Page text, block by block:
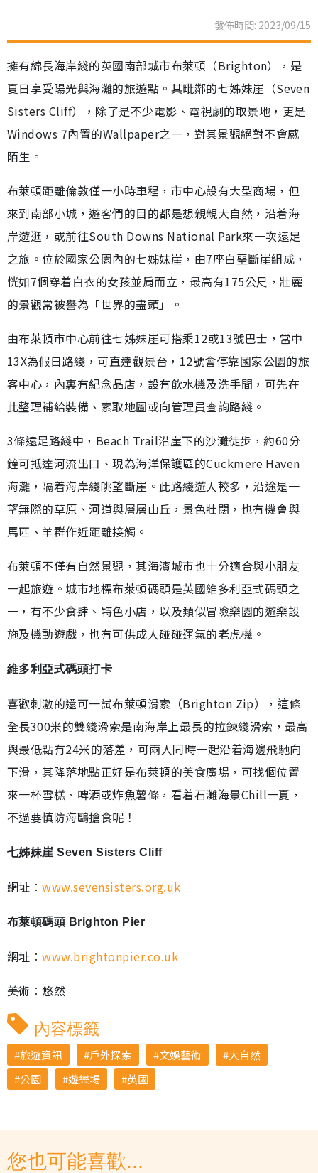
發佈時間: 2023/09/15
擁有綿長海岸綫的英國南部城市布萊頓（Brighton），是
夏日享受陽光與海灘的旅遊點。其毗鄰的七姊妹崖（Seven
Sisters Cliff），除了是不少電影、電視劇的取景地，更是
Windows 7內置的Wallpaper之一，對其景觀絕對不會感
陌生。
布萊頓距離倫敦僅一小時車程，市中心設有大型商場，但
來到南部小城，遊客們的目的都是想親親大自然，沿着海
岸遊逛，或前往South Downs National Park來一次遠足
之旅。位於國家公園內的七姊妹崖，由7座白堊斷崖組成，
恍如7個穿着白衣的女孩並肩而立，最高有175公尺，壯麗
的景觀常被譽為「世界的盡頭」。
由布萊頓市中心前往七姊妹崖可搭乘12或13號巴士，當中
13X為假日路綫，可直達觀景台，12號會停靠國家公園的旅
客中心，內裏有紀念品店，設有飲水機及洗手間，可先在
此整理補給裝備、索取地圖或向管理員查詢路綫。
3條遠足路綫中，Beach Trail沿崖下的沙灘徒步，約60分
鐘可抵達河流出口、現為海洋保護區的Cuckmere Haven
海灘，隔着海岸綫眺望斷崖。此路綫遊人較多，沿途是一
望無際的草原、河道與層層山丘，景色壯闊，也有機會與
馬匹、羊群作近距離接觸。
布萊頓不僅有自然景觀，其海濱城市也十分適合與小朋友
一起旅遊。城市地標布萊頓碼頭是英國維多利亞式碼頭之
一，有不少食肆、特色小店，以及類似冒險樂園的遊樂設
施及機動遊戲，也有可供成人碰碰運氣的老虎機。
維多利亞式碼頭打卡
喜歡刺激的還可一試布萊頓滑索（Brighton Zip），這條
全長300米的雙綫滑索是南海岸上最長的拉鍊綫滑索，最高
與最低點有24米的落差，可兩人同時一起沿着海邊飛馳向
下滑，其降落地點正好是布萊頓的美食廣場，可找個位置
來一杯雪榚、啤酒或炸魚薯條，看着石灘海景Chill一夏，
不過要慎防海鷗搶食呢！
七姊妹崖 Seven Sisters Cliff
網址︰www.sevensisters.org.uk
布萊頓碼頭 Brighton Pier
網址︰www.brightonpier.co.uk
美術︰悠然
內容標籤
旅遊資訊 戶外探索 文娛藝術
大自然
公園
遊樂場 英國
您也可能喜歡...